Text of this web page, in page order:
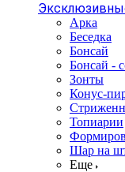
Арка
Беседка
Бонсай
Бонсай -
Зонты
Конус-
Топиарии
Шар на
Еще